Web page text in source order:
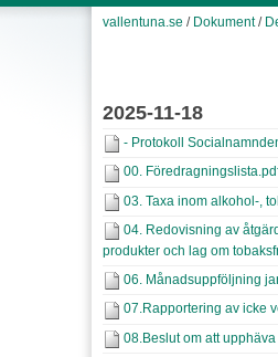
vallentuna.se / Dokument/
2025-11-18
- Protokoll
00.
03. Taxa inom alkohol-,
04. Redovisning av
produkter och lag om
06. Månadsuppföljning
07.Rapportering av icke
08.Beslut om att